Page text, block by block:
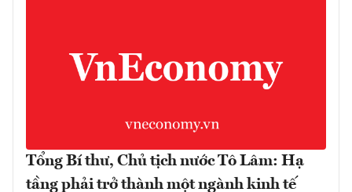
Tổng Bí thư, Chủ tịch nước Tô Lâm: Hạ
tầng phải trở thành một ngành kinh tế